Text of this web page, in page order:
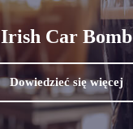
Irish Car Bomb
Dowiedzieć się więcej